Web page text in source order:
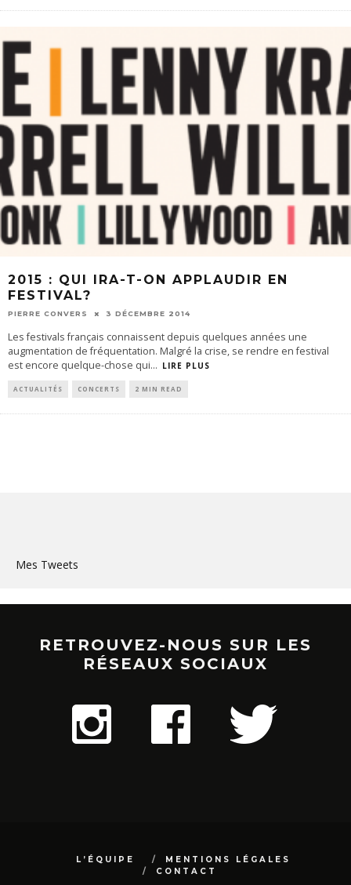
2015 : QUI IRA-T-ON APPLAUDIR EN
FESTIVAL?
PIERRE CONVERS 3 DÉCEMBRE 2014
Les festivals français connaissent depuis quelques années une
augmentation de fréquentation. Malgré la crise, se rendre en festival
est encore quelque-chose qui... LIRE PLUS
ACTUALITÉS CONCERTS 2 MIN READ
Mes Tweets
RETROUVEZ-NOUS SUR LES
RÉSEAUX SOCIAUX
L’ÉQUIPE
MENTIONS LÉGALES
CONTACT